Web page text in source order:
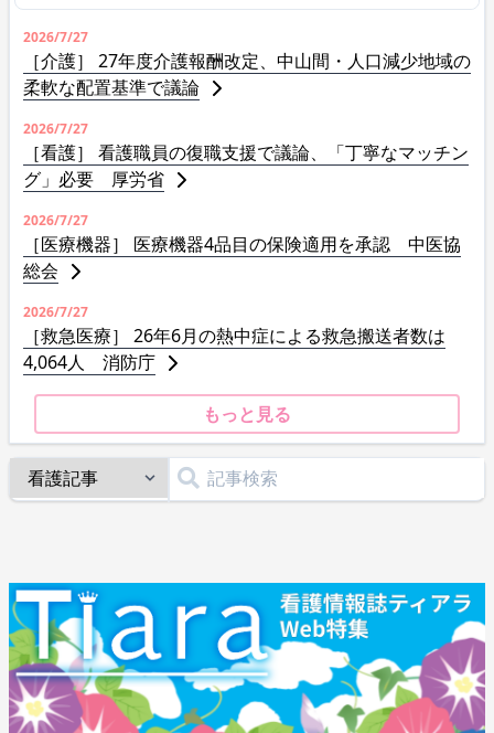
2026/7/27
［介護］ 27年度介護報酬改定、中山間・人口減少地域の
柔軟な配置基準で議論
2026/7/27
［看護］ 看護職員の復職支援で議論、「丁寧なマッチン
グ」必要 厚労省
2026/7/27
［医療機器］ 医療機器4品目の保険適用を承認 中医協
総会
2026/7/27
［救急医療］ 26年6月の熱中症による救急搬送者数は
4,064人 消防庁
もっと見る